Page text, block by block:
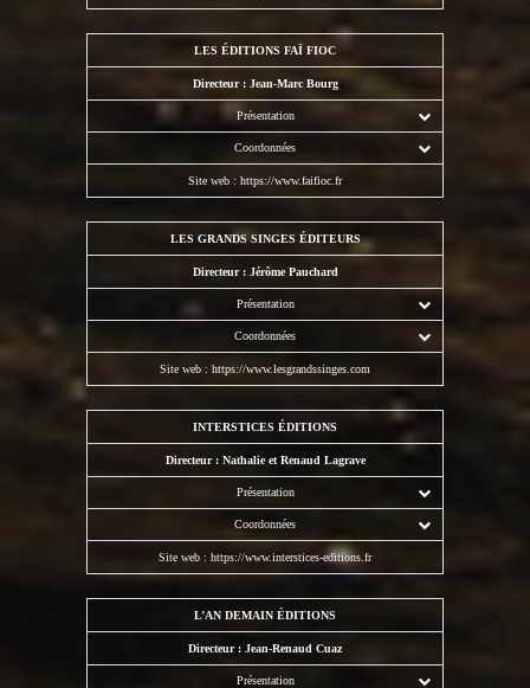
LES ÉDITIONS FAÏ FIOC
Directeur : Jean-Marc Bourg
Présentation
Coordonnées
Site web : https://www.faifioc.fr
LES GRANDS SINGES ÉDITEURS
Directeur : Jérôme Pauchard
Présentation
Coordonnées
Site web : https://www.lesgrandssinges.com
INTERSTICES ÉDITIONS
Directeur : Nathalie et Renaud Lagrave
Présentation
Coordonnées
Site web : https://www.interstices-editions.fr
L’AN DEMAIN ÉDITIONS
Directeur : Jean-Renaud Cuaz
Présentation